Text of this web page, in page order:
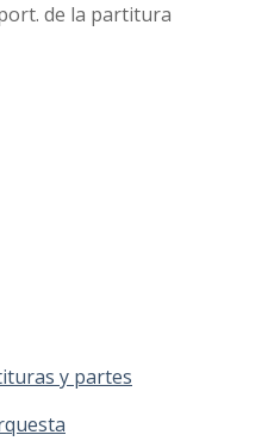
de la partitura
y partes